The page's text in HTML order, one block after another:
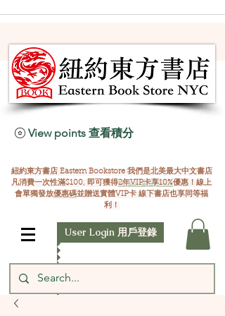
View points 查看積分
紐約東方書店 Eastern Bookstore 我們是北美最大中文書店
凡消費一次性滿$100, 即可獲得2年VIP卡享10%優惠！線上
會單獨發放優惠碼並贈送實體VIP卡 線下書店也享同等福
利！
User Login 用戶登錄